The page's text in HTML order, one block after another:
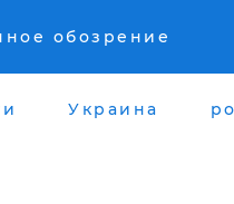
обозрение
Украина